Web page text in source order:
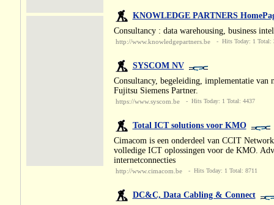
KNOWLEDGE PARTNERS
Consultancy : data warehousing, business
http://www.knowledgepartners.be - Hits Today: 1 Total:
SYSCOM NV
Consultancy, begeleiding, implementatie
Fujitsu Siemens Partner.
https://www.syscom.be - Hits Today: 1 Total: 4437
Total ICT solutions voor KMO
Cimacom is een onderdeel van CCIT
volledige ICT oplossingen voor de KMO.
internetconnecties
http://www.cimacom.be - Hits Today: 1 Total: 8711
DC&C, Data Cabling & Connect